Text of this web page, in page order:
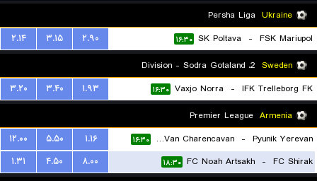
Ukraine
FSK Mariupol
-
SK Poltava ۱۶:۳۰ ۲.۹۰ ۳.۱۵
۲.۱۴
Sweden
IFK Trelleborg FK
-
Vaxjo Norra ۱۶:۳۰ ۱.۹۳ ۳.۴۰
۳.۲۰
Armenia
Pyunik Yerevan
-
FC Van Charencavan ۱۶:۳۰ ۱.۱۶ ۵.۵۰
۱۲.۰۰
FC Shirak
-
FC Noah Artsakh ۱۸:۳۰ ۸.۰۰ ۴.۵۰
۱.۳۱